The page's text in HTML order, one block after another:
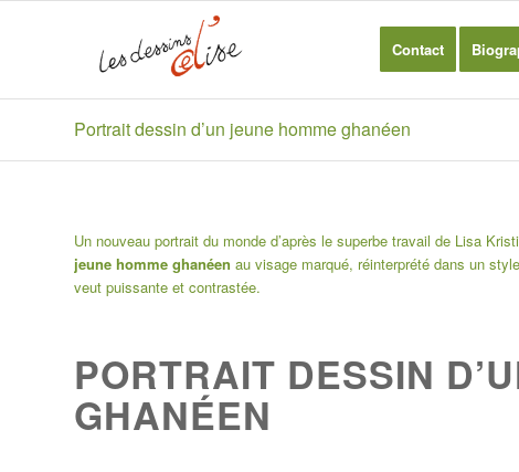
Contact
Portrait dessin d’un jeune homme ghanéen
Un nouveau portrait du monde d’après le superbe travail de Lisa
jeune homme ghanéen au visage marqué, réinterprété dans un
veut puissante et contrastée.
PORTRAIT DESSIN
GHANÉEN